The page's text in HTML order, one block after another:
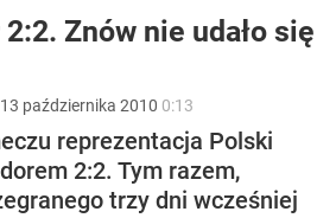
Znów nie udało się
13 października 2010 0:13
reprezentacja Polski
2:2. Tym razem,
trzy dni wcześniej